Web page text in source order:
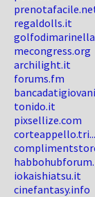
regaldolls.it
mecongress.org
archilight.it
forums.fm
tonido.it
pixsellize.com
corteappello.tri...
iokaishiatsu.it
cinefantasy.info